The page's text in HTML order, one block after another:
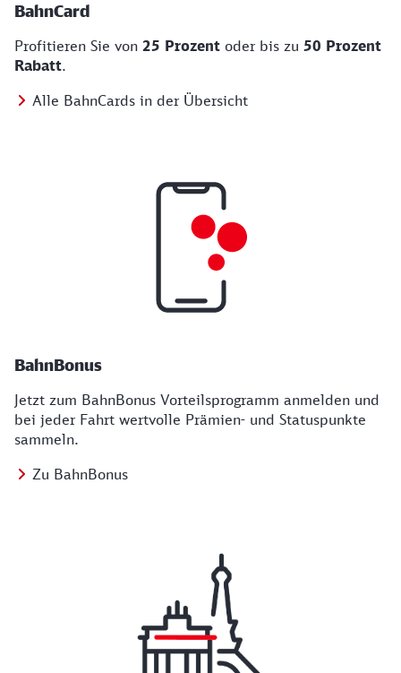
BahnCard
Profitieren Sie von 25 Prozent oder bis zu 50 Prozent
Rabatt.
Alle BahnCards in der Übersicht
BahnBonus
Jetzt zum BahnBonus Vorteilsprogramm anmelden und
bei jeder Fahrt wertvolle Prämien- und Statuspunkte
sammeln.
Zu BahnBonus